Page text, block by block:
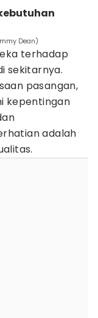
Dean)
terhadap
sekitarnya.
pasangan,
kepentingan
adalah